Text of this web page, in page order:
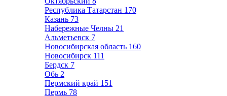
Республика Татарстан 170
Казань 73
Набережные Челны 21
Альметьевск 7
Новосибирская область 160
Новосибирск 111
Бердск 7
Обь 2
Пермский край 151
Пермь 78